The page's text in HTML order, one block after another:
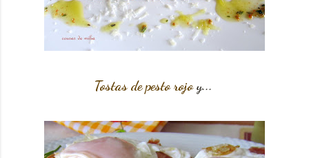
Tostas de pesto rojoy...